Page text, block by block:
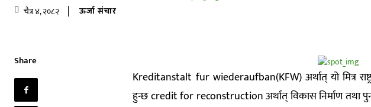
चैत्र ४, २०८२ ऊर्जा संचार
Share
Kreditanstalt fur wiederaufban(KFW) अर्थात् यो मित्र
हुन्छ credit for reconstruction अर्थात् विकास निर्माण तथा